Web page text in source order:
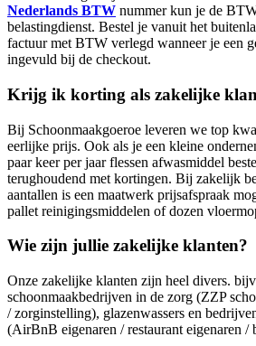
Nederlands BTW nummer kun je de
belastingdienst. Bestel je vanuit het
factuur met BTW verlegd wanneer je een
ingevuld bij de checkout.
Krijg ik korting als zakelijke
Bij Schoonmaakgoeroe leveren we top
eerlijke prijs. Ook als je een kleine
paar keer per jaar flessen afwasmiddel
terughoudend met kortingen. Bij zakelijk
aantallen is een maatwerk prijsafspraak
pallet reinigingsmiddelen of dozen
Wie zijn jullie zakelijke klanten?
Onze zakelijke klanten zijn heel divers.
schoonmaakbedrijven in de zorg (ZZP
/ zorginstelling), glazenwassers en
(AirBnB eigenaren / restaurant eigenaren /